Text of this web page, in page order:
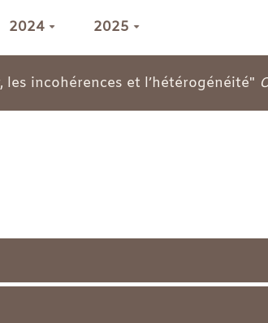
2024 2025
incohérences et l’hétérogénéité"